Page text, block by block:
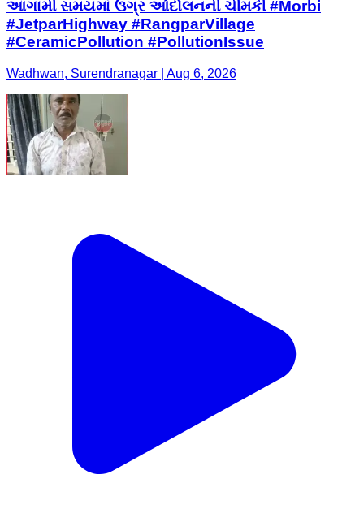
આગામી સમયમાં ઉગ્ર આંદોલનની ચીમકી #Morbi
#JetparHighway #RangparVillage
#CeramicPollution #PollutionIssue
Wadhwan, Surendranagar | Aug 6, 2026